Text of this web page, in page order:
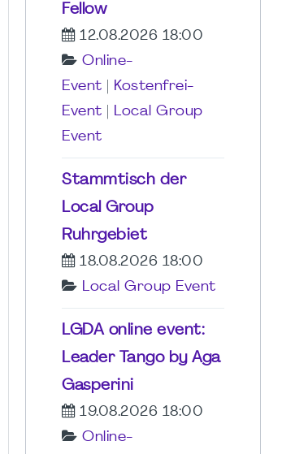
Fellow
12.08.2026 18:00
Online-
Event
Kostenfrei-
Event
Local Group
Event
Stammtisch der
Local Group
Ruhrgebiet
18.08.2026 18:00
Local Group Event
LGDA online event:
Leader Tango by Aga
Gasperini
19.08.2026 18:00
Online-